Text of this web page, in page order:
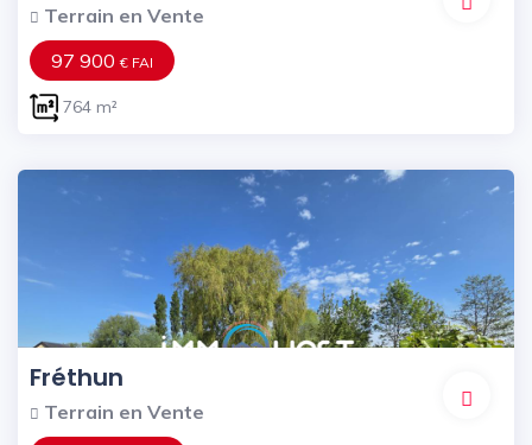
Terrain en Vente
97 900€ FAI
764 m²
Fréthun
Terrain en Vente